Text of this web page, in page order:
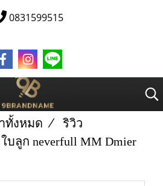
0831599515
ทั้งหมด
ริวิว
บลูก neverfull MM Dmier